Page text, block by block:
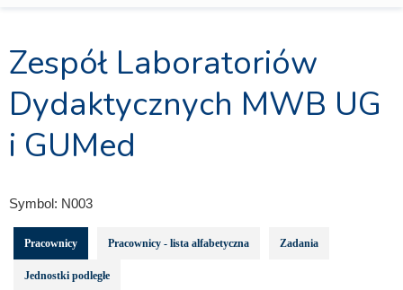
Zespół Laboratoriów
Dydaktycznych MWB UG
i GUMed
Symbol: N003
Pracownicy Pracownicy - lista alfabetyczna Zadania
Jednostki podległe